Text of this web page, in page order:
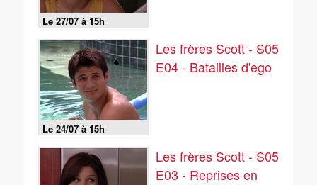
Le 27/07 à 15h
Le 24/07 à 15h
Les frères Scott - S05
E04 - Batailles d'ego
Les frères Scott - S05
E03 - Reprises en